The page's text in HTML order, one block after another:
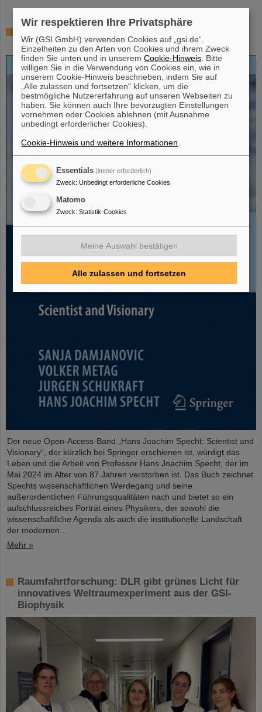
Open-Access-Buch „Hans Joachim Specht –
Scientist and Visionary“ erschienen
Der neue Open-Access-Band „Hans Joachim Specht: Scientist and
Visionary“, der kürzlich bei Springer erschienen ist, würdigt das
Leben und die Arbeit von Professor Hans Joachim Specht, der im
Mai 2024 im Alter von 87 Jahren verstorben ist. Das Buch zeichnet
Spechts wissenschaftlichen Werdegang und seine
außerordentlichen Führungsqualitäten nach und bietet so ein
aufschlussreiches Porträt eines Physikers, der sowohl die
wissenschaftliche Agenda als auch die institutionelle Landschaft
der modernen…
Mehr »
Raumfahrtforschung: DLR gibt grünes Licht für
innovatives Weltraumexperiment aus der GSI-
Biophysik
Wir respektieren Ihre Privatsphäre
Wir (GSI GmbH) verwenden Cookies auf „gsi.de“.
Einzelheiten zu den Arten von Cookies und ihrem Zweck
finden Sie unten und in unseremCookie-Hinweis . Bitte
willigen Sie in die Verwendung von Cookies ein, wie in
unserem Cookie-Hinweis beschrieben, indem Sie auf
„Alle zulassen und fortsetzen“ klicken, um die
bestmögliche Nutzererfahrung auf unseren Webseiten zu
haben. Sie können auch Ihre bevorzugten Einstellungen
vornehmen oder Cookies ablehnen (mit Ausnahme
unbedingt erforderlicher Cookies).
Cookie-Hinweis und weitere Informationen
Essentials (immer erforderlich)
Zweck: Unbedingt erforderliche Cookies
Matomo
Zweck: Statistik-Cookies
Meine Auswahl bestätigen
Alle zulassen und fortsetzen